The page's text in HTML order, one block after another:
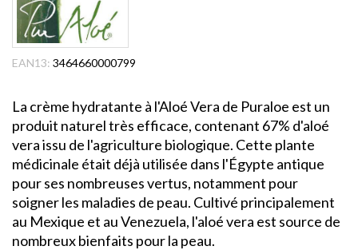
EAN13: 3464660000799
La crème hydratante à l'Aloé Vera de Puraloe est un
produit naturel très efficace, contenant 67% d'aloé
vera issu de l'agriculture biologique. Cette plante
médicinale était déjà utilisée dans l'Égypte antique
pour ses nombreuses vertus, notamment pour
soigner les maladies de peau. Cultivé principalement
au Mexique et au Venezuela, l'aloé vera est source de
nombreux bienfaits pour la peau.